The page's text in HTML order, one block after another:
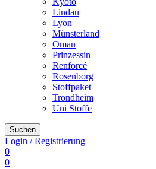
Lindau
Lyon
Münsterland
Oman
Prinzessin
Renforcé
Rosenborg
Stoffpaket
Trondheim
Uni Stoffe
Suchen
Login / Registrierung
0
0